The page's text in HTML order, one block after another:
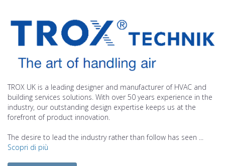
TROX UK is a leading designer and manufacturer of HVAC and
building services solutions. With over 50 years experience in the
industry, our outstanding design expertise keeps us at the
forefront of product innovation.
The desire to lead the industry rather than follow has seen ...
Scopri di più